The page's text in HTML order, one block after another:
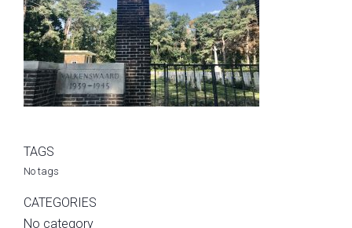
TAGS
No tags
CATEGORIES
No category